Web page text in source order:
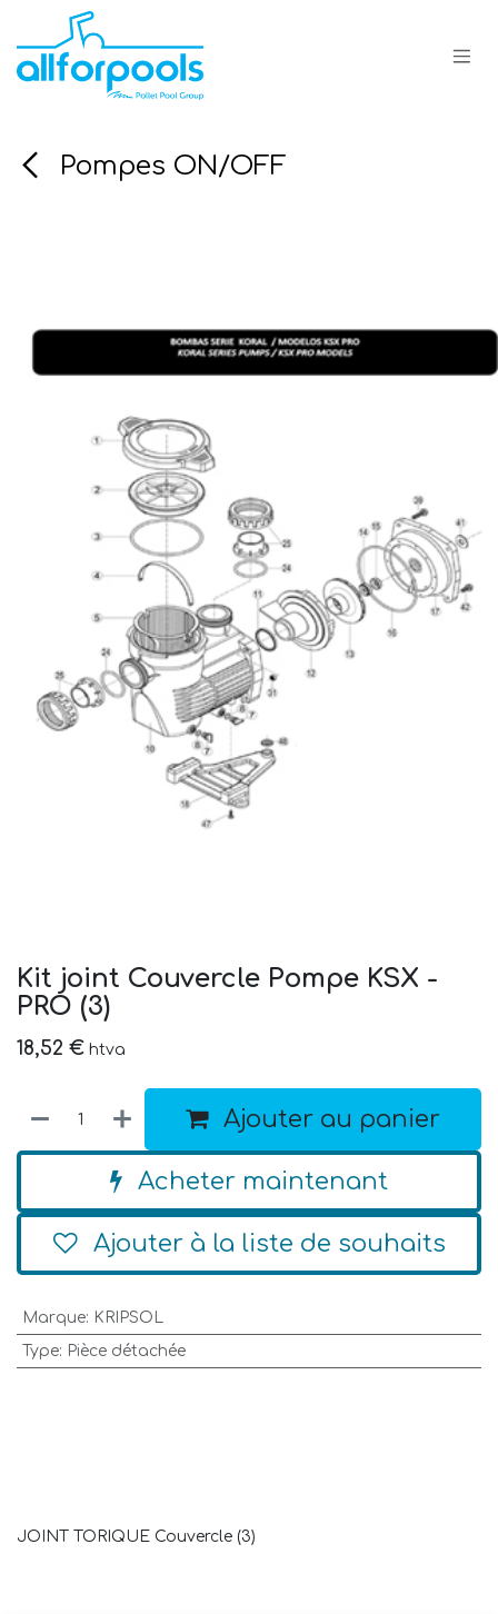
Se rendre au contenu
Pompes ON/OFF
Kit joint Couvercle Pompe KSX -
PRO (3)
18,52 € htva
Ajouter au panier
Acheter maintenant
Ajouter à la liste de souhaits
Marque: KRIPSOL
Type: Pièce détachée
JOINT TORIQUE Couvercle (3)